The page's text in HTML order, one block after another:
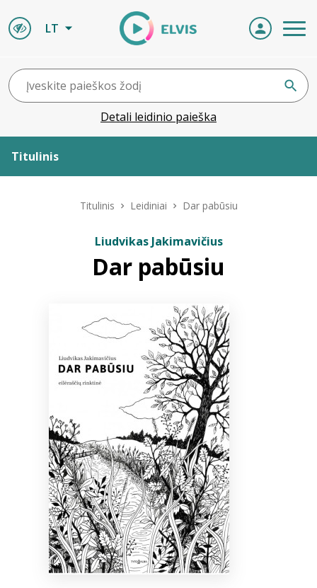
LT
Detali leidinio paieška
Titulinis
Bibliotekoms
+370 667 80 541
info@elvislab.lt
Titulinis Leidiniai Dar pabūsiu
Liudvikas Jakimavičius
Dar pabūsiu